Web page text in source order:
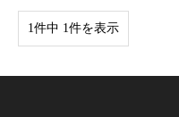
1件中 1件を表示